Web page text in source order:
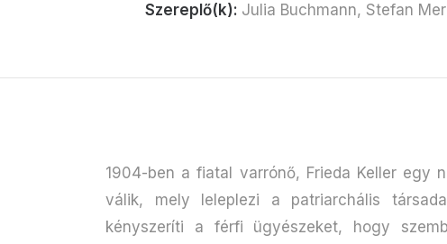
Szereplő(k): Julia Buchmann, Stefan
1904-ben a fiatal varrónő, Frieda Keller egy
válik, mely leleplezi a patriarchális
kényszeríti a férfi ügyészeket, hogy